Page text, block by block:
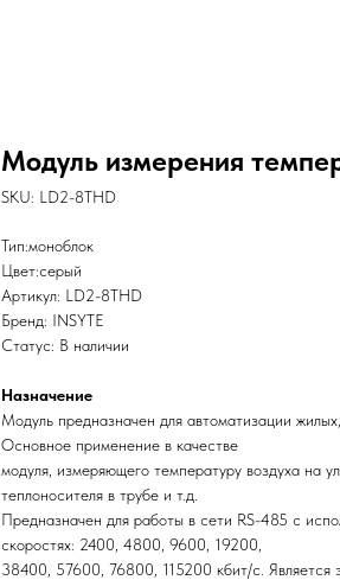
Модуль измерения
SKU: LD2-8THD
Тип:моноблок
Цвет:серый
Артикул: LD2-8THD
Бренд: INSYTE
Статус: В наличии
Назначение
Модуль предназначен для автоматизации
Основное применение в качестве
модуля, измеряющего температуру воздуха на
теплоносителя в трубе и т.д.
Предназначен для работы в сети RS-485 с
скоростях: 2400, 4800, 9600, 19200,
38400, 57600, 76800, 115200 кбит/c.